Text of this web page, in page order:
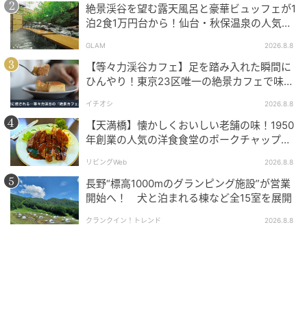
海に浮かぶ島。温暖な気候を生かした柑橘類の栽培や
水産業が盛んで、瀬戸内海の豊かな自然やハワイ移民
の歴史などの地域資源を活かした体験型観光やエコツ
アーなど、観光業にも注力している。
周防大島町では、少子高齢化社会を見据え、住民サー
ビスの維持と向上を図るため、移住・定住の促進や、
今回のキャッシュレス決済導入をはじめとする行政
DX(デジタル化)を推進している。
「KAZAPi」について
絶景渓谷を望む露天風呂と豪華ビュッフェが1
泊2食1万円台から！仙台・秋保温泉の人気コ
GLAM 2026.8.8
【等々力渓谷カフェ】足を踏み入れた瞬間に
ひんやり！東京23区唯一の絶景カフェで味わ
イチオシ 2026.8.8
【天満橋】懐かしくおいしい老舗の味！1950
年創業の人気の洋食食堂のポークチャップ！
リビングWeb 2026.8.8
長野“標高1000mのグランピング施設”が営業
開始へ！ 犬と泊まれる棟など全15室を展開
クランクイン！トレンド 2026.8.8